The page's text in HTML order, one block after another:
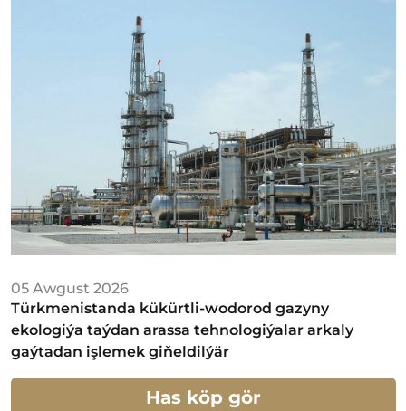
05 Awgust 2026
Türkmenistanda kükürtli-wodorod gazyny
ekologiýa taýdan arassa tehnologiýalar arkaly
gaýtadan işlemek giňeldilýär
Has köp gör